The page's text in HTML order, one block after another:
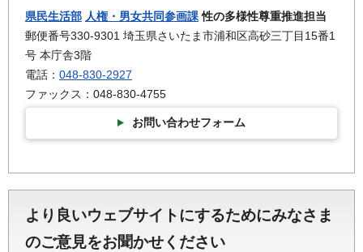
県民生活部 人権・男女共同参画課性の多様性尊重推進担当
郵便番号330-9301 埼玉県さいたま市浦和区高砂三丁目15番1
号 本庁舎3階
電話： 048-830-2927
ファックス：048-830-4755
お問い合わせフォーム
より良いウェブサイトにするためにみなさま
のご意見をお聞かせください